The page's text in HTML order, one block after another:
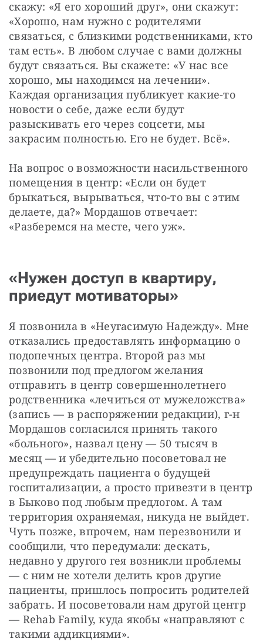
скажу: «Я его хороший друг», они скажут:
«Хорошо, нам нужно с родителями
связаться, с близкими родственниками, кто
там есть». В любом случае с вами должны
будут связаться. Вы скажете: «У нас все
хорошо, мы находимся на лечении».
Каждая организация публикует какие-то
новости о себе, даже если будут
разыскивать его через соцсети, мы
закрасим полностью. Его не будет. Всё».
На вопрос о возможности насильственного
помещения в центр: «Если он будет
брыкаться, вырываться, что-то вы с этим
делаете, да?» Мордашов отвечает:
«Разберемся на месте, чего уж».
«Нужен доступ в квартиру,
приедут мотиваторы»
Я позвонила в «Неугасимую Надежду». Мне
отказались предоставлять информацию о
подопечных центра. Второй раз мы
позвонили под предлогом желания
отправить в центр совершеннолетнего
родственника «лечиться от мужеложства»
(запись — в распоряжении редакции), г-н
Мордашов согласился принять такого
«больного», назвал цену — 50 тысяч в
месяц — и убедительно посоветовал не
предупреждать пациента о будущей
госпитализации, а просто привезти в центр
в Быково под любым предлогом. А там
территория охраняемая, никуда не выйдет.
Чуть позже, впрочем, нам перезвонили и
сообщили, что передумали: дескать,
недавно у другого гея возникли проблемы
— с ним не хотели делить кров другие
пациенты, пришлось попросить родителей
забрать. И посоветовали нам другой центр
— Rehab Family, куда якобы «направляют с
такими аддикциями».